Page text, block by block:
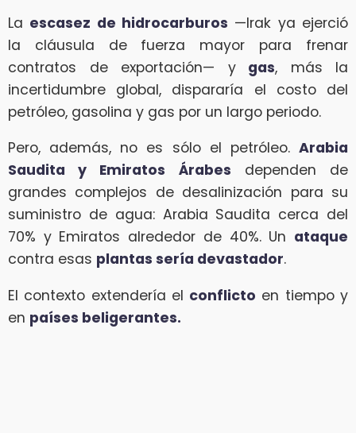
La escasez de hidrocarburos —Irak ya ejerció
la cláusula de fuerza mayor para frenar
contratos de exportación— ygas, más la
incertidumbre global, dispararía el costo del
petróleo, gasolina y gas por un largo periodo.
Pero, además, no es sólo el petróleo. Arabia
Saudita y Emiratos Árabes dependen de
grandes complejos de desalinización para su
suministro de agua: Arabia Saudita cerca del
70% y Emiratos alrededor de 40%. Un ataque
contra esas plantas sería devastador.
El contexto extendería el conflicto en tiempo y
en países beligerantes.